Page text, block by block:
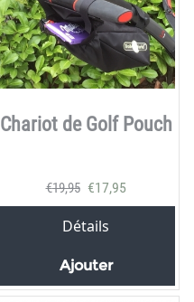
Chariot de Golf Pouch
€19,95 €17,95
Détails
Ajouter